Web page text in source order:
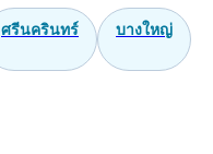
ศรีนครินทร์ บางใหญ่